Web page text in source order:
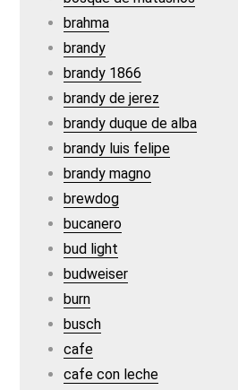
brahma
brandy
brandy 1866
brandy de jerez
brandy duque de alba
brandy luis felipe
brandy magno
brewdog
bucanero
bud light
budweiser
burn
busch
cafe
cafe con leche